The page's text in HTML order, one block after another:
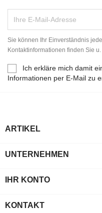
Sie können Ihr Einverständnis
Kontaktinformationen finden Sie
Ich erkläre mich damit
Informationen per E-Mail zu
ARTIKEL
UNTERNEHMEN
IHR KONTO
KONTAKT